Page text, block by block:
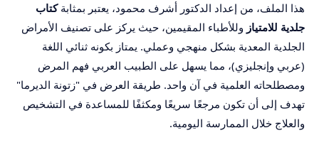
هذا الملف، من إعداد الدكتور أشرف محمود، يعتبر بمثابةكتاب
جلدية للامتياز وللأطباء المقيمين، حيث يركز على تصنيف الأمراض
الجلدية المعدية بشكل منهجي وعملي. يمتاز بكونه ثنائي اللغة
(عربي وإنجليزي)، مما يسهل على الطبيب العربي فهم المرض
ومصطلحاته العلمية في آن واحد. طريقة العرض في "زتونة الديرما"
تهدف إلى أن تكون مرجعًا سريعًا ومكثفًا للمساعدة في التشخيص
والعلاج خلال الممارسة اليومية.